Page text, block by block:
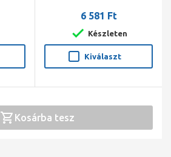
6 581 Ft
Készleten
Kiválaszt
Kosárba tesz